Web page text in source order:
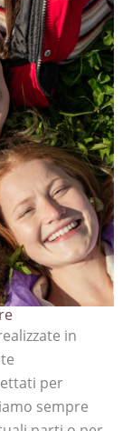
in
per
sempre